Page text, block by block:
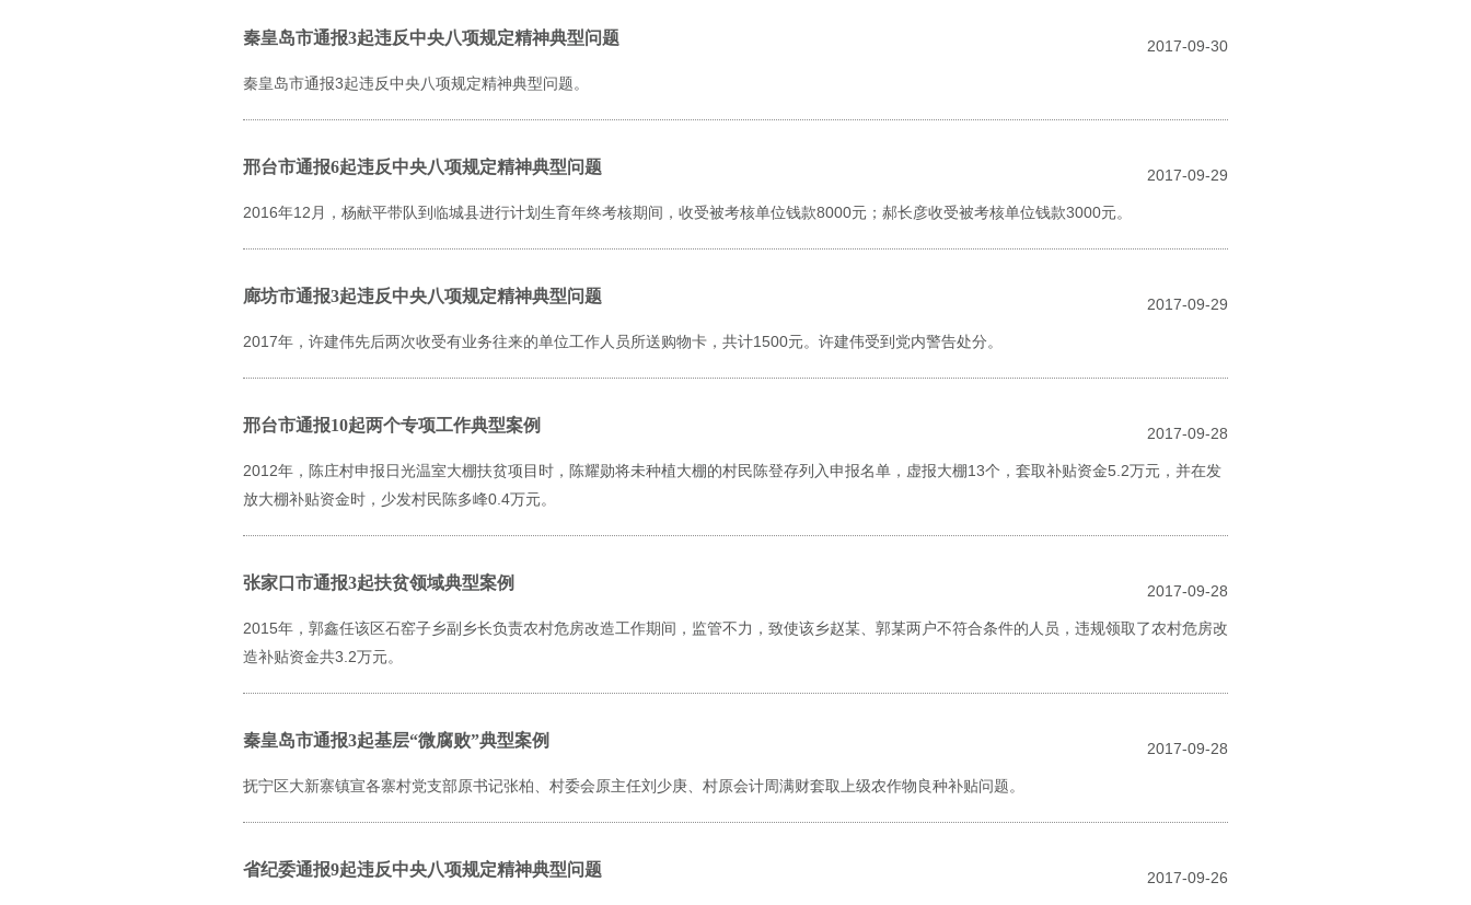
秦皇岛市通报3起违反中央八项规定精神典型问题 2017-09-30
秦皇岛市通报3起违反中央八项规定精神典型问题。
邢台市通报6起违反中央八项规定精神典型问题 2017-09-29
2016年12月，杨献平带队到临城县进行计划生育年终考核期间，收受被考核单位钱款8000元；郝长彦收受被考核单位钱款3000元。
廊坊市通报3起违反中央八项规定精神典型问题 2017-09-29
2017年，许建伟先后两次收受有业务往来的单位工作人员所送购物卡，共计1500元。许建伟受到党内警告处分。
邢台市通报10起两个专项工作典型案例 2017-09-28
2012年，陈庄村申报日光温室大棚扶贫项目时，陈耀勋将未种植大棚的村民陈登存列入申报名单，虚报大棚13个，套取补贴资金5.2万元，并在发
放大棚补贴资金时，少发村民陈多峰0.4万元。
张家口市通报3起扶贫领域典型案例 2017-09-28
2015年，郭鑫任该区石窑子乡副乡长负责农村危房改造工作期间，监管不力，致使该乡赵某、郭某两户不符合条件的人员，违规领取了农村危房改
造补贴资金共3.2万元。
秦皇岛市通报3起基层“微腐败”典型案例 2017-09-28
抚宁区大新寨镇宣各寨村党支部原书记张柏、村委会原主任刘少庚、村原会计周满财套取上级农作物良种补贴问题。
省纪委通报9起违反中央八项规定精神典型问题 2017-09-26